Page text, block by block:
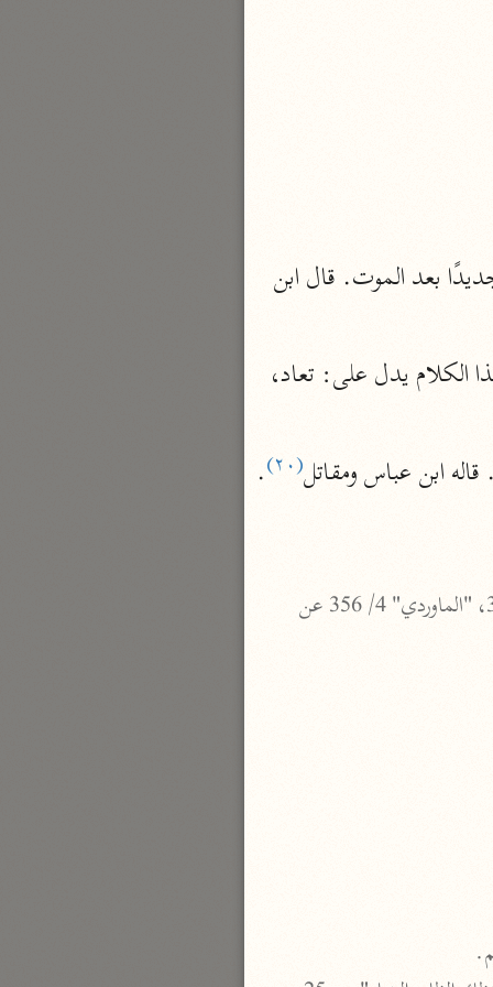
القرآن – تدبّر وعمل
نحو ٣ مجلدات
تفسير القرآن الكريم
نحو ١٥ مجلدًا
تفسير الجلالين
قاله ابن عباس ومقاتل(٢٠) .
لم أقف على من نسبه لابن عباس. وقد ذكره الطبري 97/ 21، النحاس في "معاني القرآن" 5/ 302، "الماوردي" 4/ 356 عن